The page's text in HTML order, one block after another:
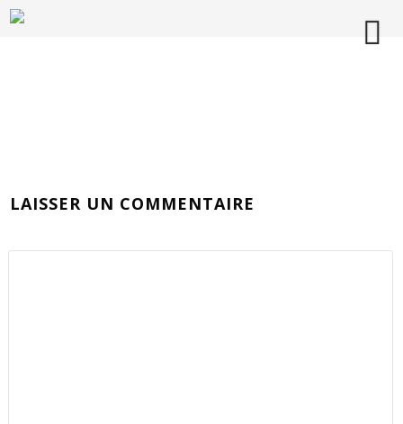
LAISSER UN COMMENTAIRE